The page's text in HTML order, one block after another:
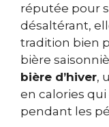
réputée pour
désaltérant,
tradition bien
bière
bière d’hiver,
en calories
pendant les